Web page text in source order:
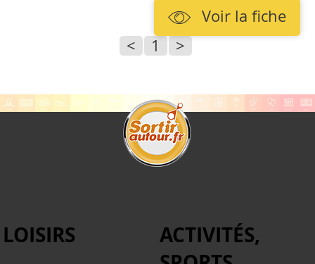
Voir la fiche
<
1 >
LOISIRS
ACTIVITÉS,